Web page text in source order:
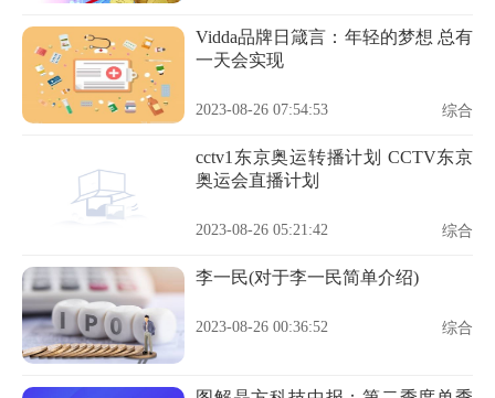
Vidda品牌日箴言：年轻的梦想 总有
一天会实现
2023-08-26 07:54:53 综合
cctv1东京奥运转播计划 CCTV东京
奥运会直播计划
2023-08-26 05:21:42 综合
李一民(对于李一民简单介绍)
2023-08-26 00:36:52 综合